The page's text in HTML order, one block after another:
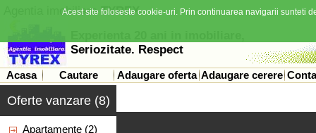
Agentia imobiliara TYREX
Seriozitate. Respect
Acasa Cautare Adaugare oferta Adaugare cerere
Oferte vanzare (8)
Apartamente (2)
Acest site foloseste cookie-uri. Prin continuarea navigarii sunteti